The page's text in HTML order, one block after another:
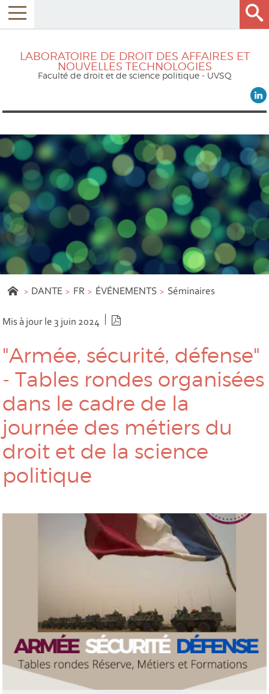
LABORATOIRE DE DROIT DES AFFAIRES ET
NOUVELLES TECHNOLOGIES
Faculté de droit et de science politique - UVSQ
DANTE FR ÉVÉNEMENTS Séminaires
Mis à jour le 3 juin 2024
"Armée, sécurité, défense"
- Tables rondes organisées
dans le cadre de la
journée des métiers du
droit et de la science
politique